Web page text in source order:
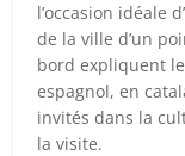
l’occasion idéale
de la ville d’un
bord expliquent
espagnol, en
invités dans la
la visite.